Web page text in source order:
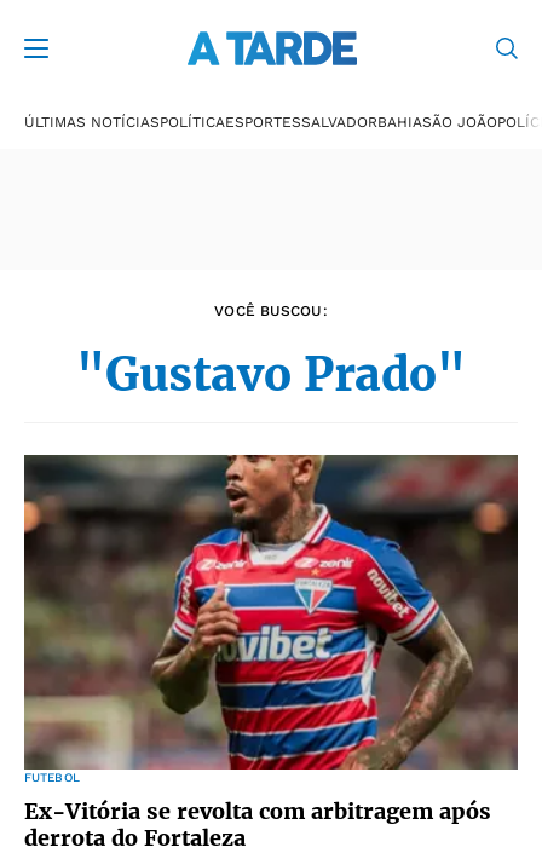
ÚLTIMAS NOTÍCIASPOLÍTICAESPORTESSALVADORBAHIASÃO JOÃO
VOCÊ BUSCOU:
"Gustavo Prado"
FUTEBOL
Ex-Vitória se revolta com arbitragem após
derrota do Fortaleza